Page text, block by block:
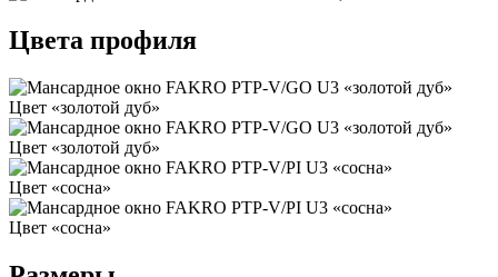
Цвета профиля
Цвет «золотой дуб»
Цвет «золотой дуб»
Цвет «сосна»
Цвет «сосна»